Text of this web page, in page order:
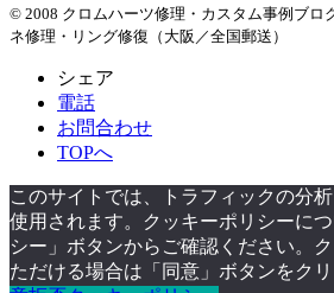
© 2008 クロムハーツ修理・カスタム事例ブロ
ネ修理・リング修復（大阪／全国郵送）
シェア
電話
お問合わせ
TOPへ
このサイトでは、トラフィックの分
使用されます。クッキーポリシーに
シー」ボタンからご確認ください。
ただける場合は「同意」ボタンをクリ